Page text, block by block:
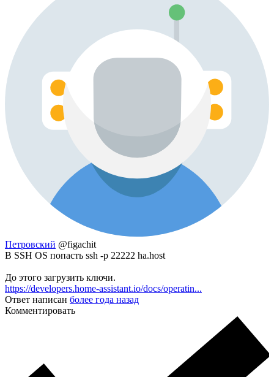
Петровский @figachit
В SSH OS попасть ssh -p 22222 ha.host
До этого загрузить ключи.
https://developers.home-assistant.io/docs/operatin...
Ответ написан более года назад
Комментировать